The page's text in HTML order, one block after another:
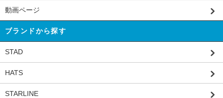
動画ページ
ブランドから探す
STAD
HATS
STARLINE